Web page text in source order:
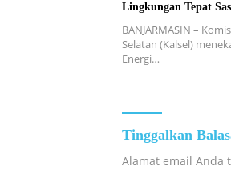
Lingkungan Tepat
BANJARMASIN –
Selatan (Kalsel)
Energi…
Tinggalkan
Alamat email Anda